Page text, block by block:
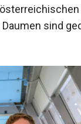
sind